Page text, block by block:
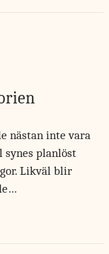
nästan inte vara
planlöst
Likväl blir